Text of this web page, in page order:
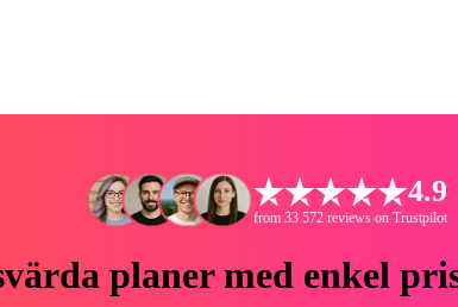
4.9
from 33 572 reviews on Trustpilot
planer med enkel